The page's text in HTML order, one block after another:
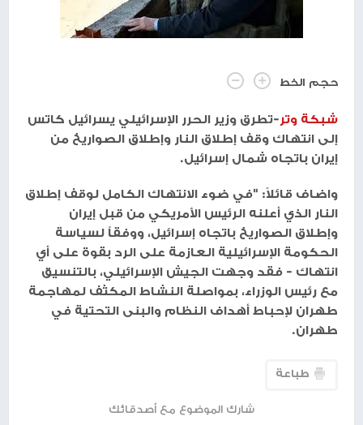
حجم الخط
شبكة وتر-تطرق وزير الحرر الإسرائيلي يسرائيل كاتس
إلى انتهاك وقف إطلاق النار وإطلاق الصواريخ من
إيران باتجاه شمال إسرائيل.
واضاف قائلاً: "في ضوء الانتهاك الكامل لوقف إطلاق
النار الذي أعلنه الرئيس الأمريكي من قبل إيران
وإطلاق الصواريخ باتجاه إسرائيل، ووفقاً لسياسة
الحكومة الإسرائيلية العازمة على الرد بقوة على أي
انتهاك - فقد وجهت الجيش الإسرائيلي، بالتنسيق
مع رئيس الوزراء، بمواصلة النشاط المكثف لمهاجمة
طهران لإحباط أهداف النظام والبنى التحتية في
طهران.
طباعة
شارك الموضوع مع أصدقائك